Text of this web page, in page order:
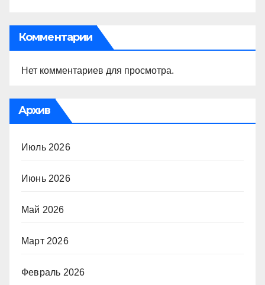
Комментарии
Нет комментариев для просмотра.
Архив
Июль 2026
Июнь 2026
Май 2026
Март 2026
Февраль 2026